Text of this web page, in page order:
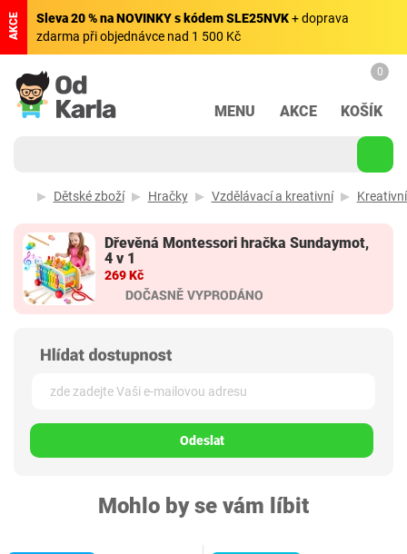
AKCE Sleva 20 % na NOVINKY s kódem SLE25NVK+ doprava
zdarma při objednávce nad 1 500 Kč
MENU AKCE
0
KOŠÍK
Dětské zboží Hračky Vzdělávací a kreativní
Dřevěná Montessori hračka Sundaymot,
4 v 1
269 Kč
Odeslat
Mohlo by se vám líbit